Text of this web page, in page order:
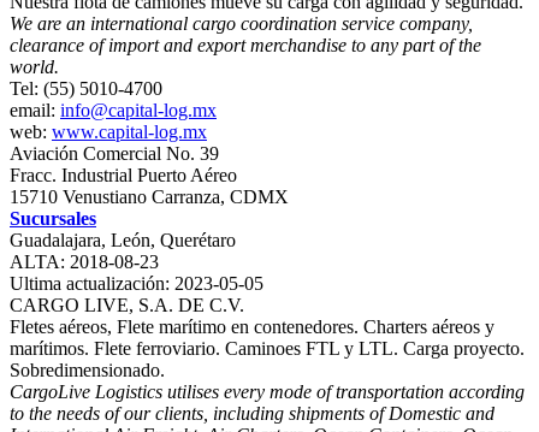
We are an international cargo coordination service company,
clearance of import and export merchandise to any part of the
world.
Tel: (55) 5010-4700
email: info@capital-log.mx
web: www.capital-log.mx
Aviación Comercial No. 39
Fracc. Industrial Puerto Aéreo
15710 Venustiano Carranza, CDMX
Sucursales
Guadalajara, León, Querétaro
ALTA: 2018-08-23
Ultima actualización: 2023-05-05
CARGO LIVE, S.A. DE C.V.
Fletes aéreos, Flete marítimo en contenedores. Charters aéreos y
marítimos. Flete ferroviario. Caminoes FTL y LTL. Carga proyecto.
Sobredimensionado.
CargoLive Logistics utilises every mode of transportation according
to the needs of our clients, including shipments of Domestic and